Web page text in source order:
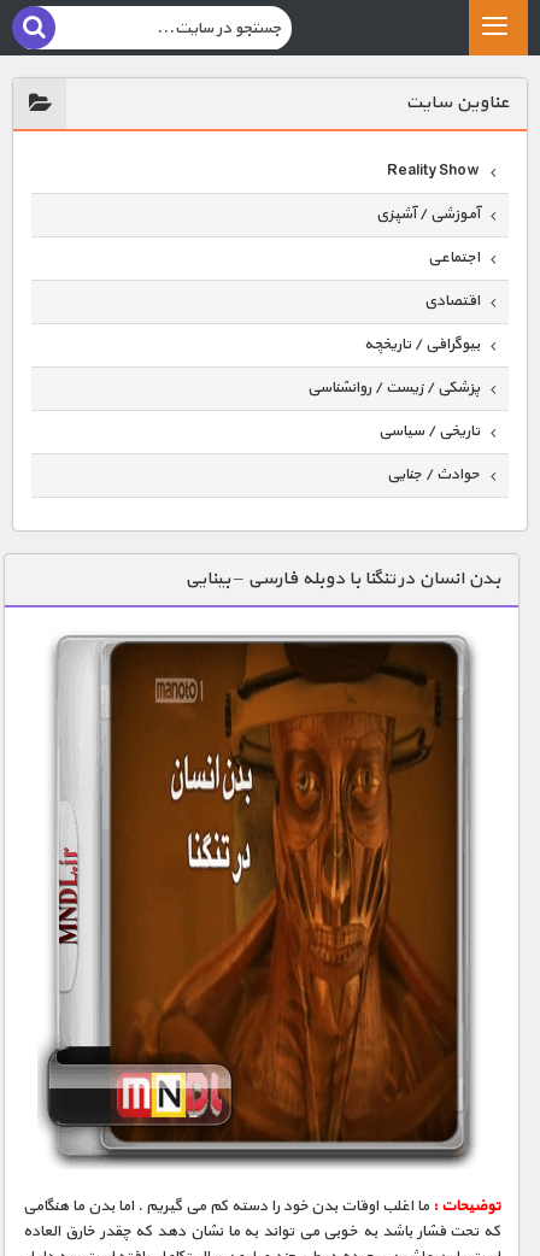
عناوين سايت
Reality Show
آموزشی / آشپزی
اجتماعی
اقتصادی
بیوگرافی / تاریخچه
پزشکی / زیست / روانشناسی
تاریخی / سیاسی
حوادث / جنایی
دنیای خوراکی ها
زمین شناسی / محیط زیست
سازه/ معماری/ مهندسی
سرگرمی
شناخت کودکان
مسابقات / ورزشی
مستند های اختصاصی
بدن انسان در تنگنا با دوبله فارسی – بینایی
توضیحات : ما اغلب اوقات بدن خود را دسته کم می گیریم . اما بدن ما هنگامی
که تحت فشار باشد به خوبی می تواند به ما نشان دهد که چقدر خارق العاده